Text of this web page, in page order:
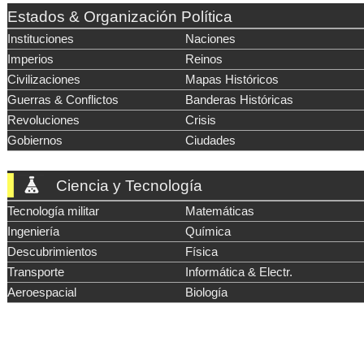
Estados & Organización Política
Instituciones
Naciones
Imperios
Reinos
Civilizaciones
Mapas Históricos
Guerras & Conflictos
Banderas Históricas
Revoluciones
Crisis
Gobiernos
Ciudades
Ciencia y Tecnología
Tecnología militar
Matemáticas
Ingeniería
Química
Descubrimientos
Física
Transporte
Informática & Electr.
Aeroespacial
Biología